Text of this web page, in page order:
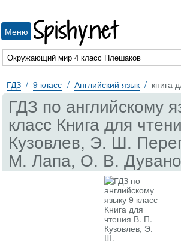
Меню Spishy.net
ГДЗ 9 класс Английский язык книга
ГДЗ по английскому
класс Книга для
Кузовлев, Э. Ш.
М. Лапа, О. В.